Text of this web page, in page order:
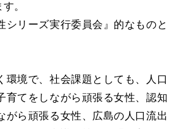
。
シリーズ実行委員会』的なものと
環境で、社会課題としても、人口
育てをしながら頑張る女性、認知
がら頑張る女性、広島の人口流出